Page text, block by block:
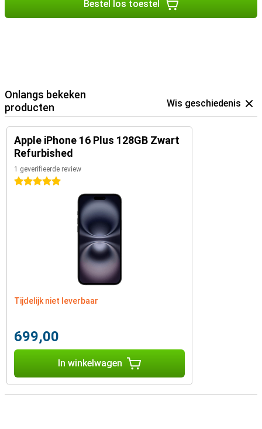
Bestel los toestel
Onlangs bekeken
producten
Wis geschiedenis
Apple iPhone 16 Plus 128GB Zwart
Refurbished
1 geverifieerde review
5 sterren
Tijdelijk niet leverbaar
699,00
In winkelwagen